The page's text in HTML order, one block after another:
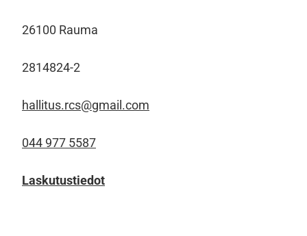
26100 Rauma
2814824-2
hallitus.rcs@gmail.com
044 977 5587
Laskutustiedot